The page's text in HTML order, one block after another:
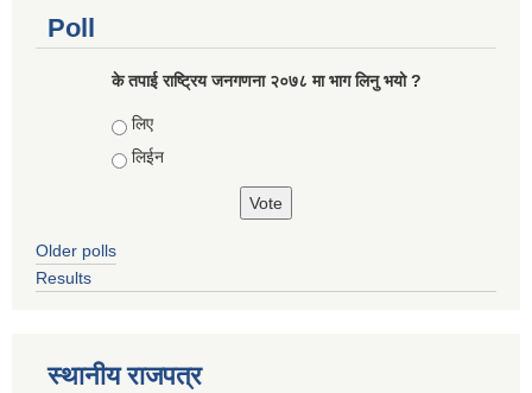
Poll
के तपाई राष्ट्रिय जनगणना २०७८ मा भाग लिनु भयो ?
Choices
लिए
लिईन
Older polls
Results
स्थानीय राजपत्र